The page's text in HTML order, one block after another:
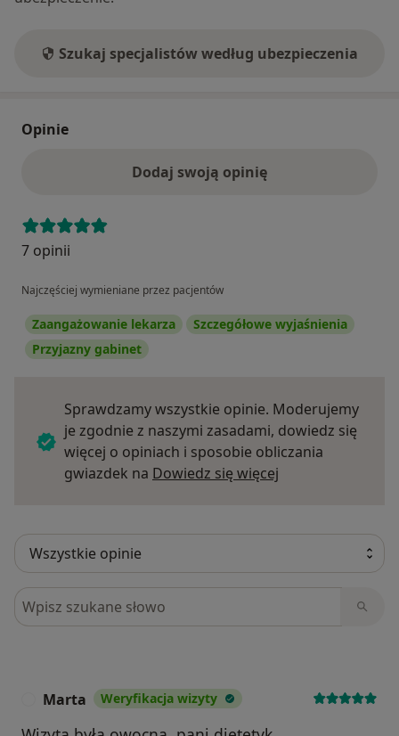
Szukaj specjalistów według ubezpieczenia
Opinie
Dodaj swoją opinię
7 opinii
Najczęściej wymieniane przez pacjentów
Zaangażowanie lekarza
Szczegółowe wyjaśnienia
Przyjazny gabinet
Sprawdzamy wszystkie opinie. Moderujemy
je zgodnie z naszymi zasadami, dowiedz się
więcej o opiniach i sposobie obliczania
gwiazdek na Dowiedz się więcej
Szukaj w opiniach
Marta Weryfikacja wizyty